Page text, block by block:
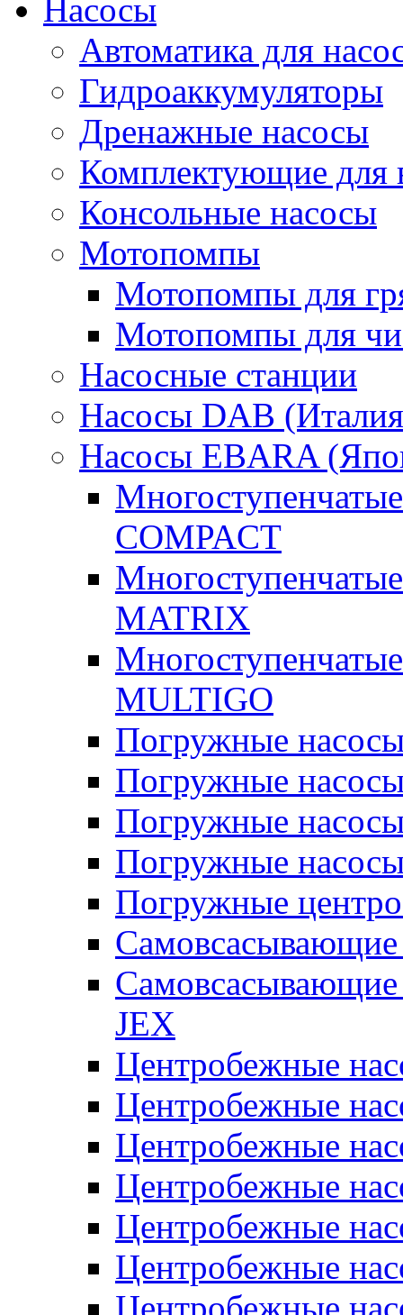
Насосы
Автоматика для
Гидроаккумуляторы
Дренажные насосы
Комплектующие для
Консольные насосы
Мотопомпы
Мотопомпы для
Мотопомпы для
Насосные станции
Насосы DAB
Насосы EBARA
COMPACT
MATRIX
MULTIGO
Погружные
Погружные
Погружные
Погружные
Погружные
Самовсасывающие
Самовсасывающие
JEX
Центробежные
Центробежные
Центробежные
Центробежные
Центробежные
Центробежные
Центробежные